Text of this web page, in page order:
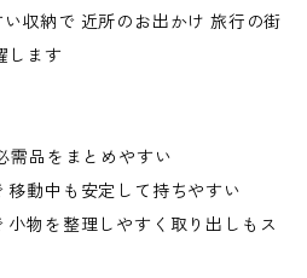
収納で 近所のお出かけ 旅行の街
します
需品をまとめやすい
移動中も安定して持ちやすい
小物を整理しやすく取り出しもス